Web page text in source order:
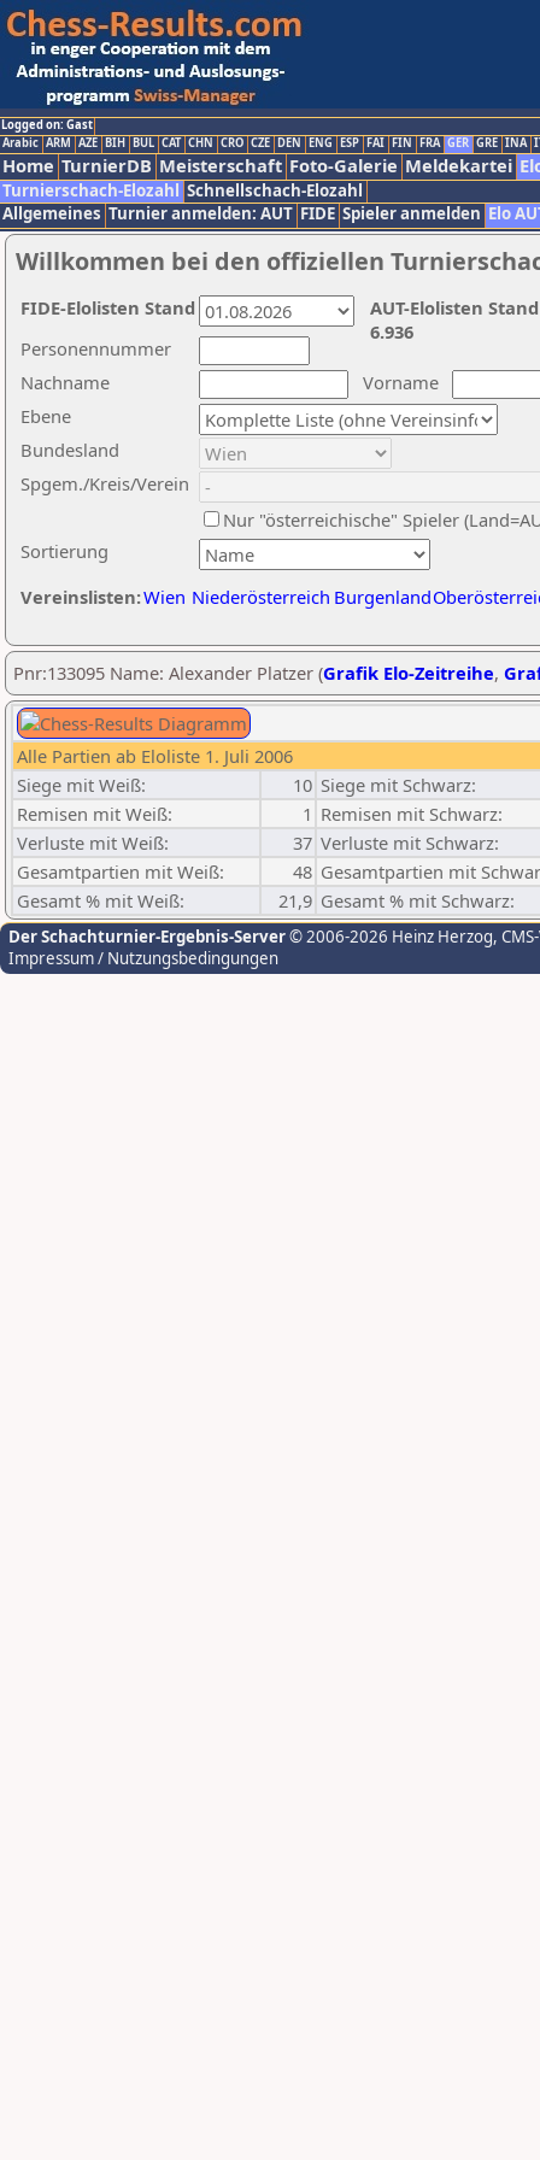
Logged on: Gast
Arabic ARM AZE BIH BUL CAT CHN CRO CZE DEN ENG ESP FAI FIN FRA GER GRE INA
Home TurnierDB Meisterschaft Foto-Galerie Meldekartei
Turnierschach-Elozahl Schnellschach-Elozahl
Allgemeines Turnier anmelden: AUT FIDE Spieler anmelden Elo
Willkommen bei den offiziellen
Nachname
Vorname
Ebene
Sortierung
Personennummer
Bundesland
Spgem./Kreis/Verein
Nur "österreichische" Spieler
Vereinslisten:Wien Niederösterreich Burgenland
AUT-Elolisten
6.936
FIDE-Elolisten Stand
Pnr:133095 Name: Alexander Platzer (Grafik Elo-Zeitreihe,
Alle Partien ab Eloliste 1. Juli 2006
Siege mit Weiß:
10 Siege mit Schwarz:
Remisen mit Weiß:
1 Remisen mit Schwarz:
Verluste mit Weiß:
37 Verluste mit Schwarz:
Gesamtpartien mit Weiß:
48 Gesamtpartien mit
Gesamt % mit Weiß:
21,9 Gesamt % mit Schwarz:
Der Schachturnier-Ergebnis-Server© 2006-2026 Heinz Herzog,
Impressum / Nutzungsbedingungen